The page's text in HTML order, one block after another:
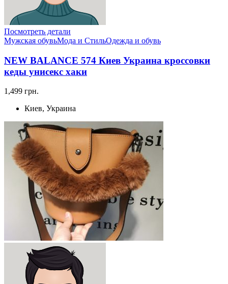
Посмотреть детали
Мужская обувьМода и СтильОдежда и обувь
NEW BALANCE 574 Киев Украина кроссовки
кеды унисекс хаки
1,499 грн.
Киев, Украина